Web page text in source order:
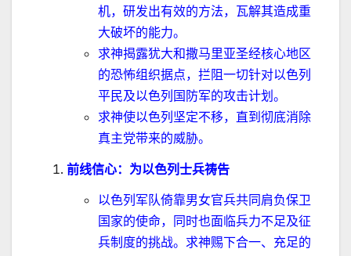
机，研发出有效的方法，瓦解其造成重
大破坏的能力。
求神揭露犹大和撒马里亚圣经核心地区
的恐怖组织据点，拦阻一切针对以色列
平民及以色列国防军的攻击计划。
求神使以色列坚定不移，直到彻底消除
真主党带来的威胁。
前线信心：为以色列士兵祷告
以色列军队倚靠男女官兵共同肩负保卫
国家的使命，同时也面临兵力不足及征
兵制度的挑战。求神赐下合一、充足的